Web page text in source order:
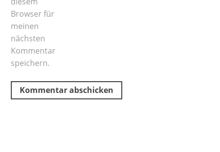
Browser für
meinen
nächsten
Kommentar
speichern.